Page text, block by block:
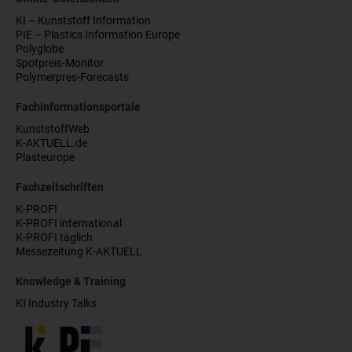
KI – Kunststoff Information
PIE – Plastics Information Europe
Polyglobe
Spotpreis-Monitor
Polymerpres-Forecasts
Fachinformationsportale
KunststoffWeb
K-AKTUELL.de
Plasteurope
Fachzeitschriften
K-PROFI
K-PROFI international
K-PROFI täglich
Messezeitung K-AKTUELL
Knowledge & Training
KI Industry Talks